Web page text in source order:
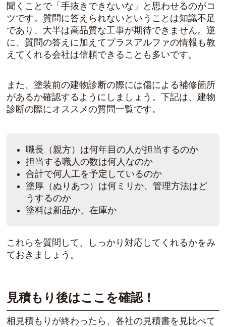
聞くことで「手抜きできないな」と思わせるのがコ
ツです。質問に答えられないということは知識不足
であり、大半は高品質な工事が期待できません。逆
に、質問の答えに加えてプラスアルファの情報も教
えてくれる会社は信頼できることも多いです。
また、塗装前の建物診断の際には傷による補修箇所
があるか確認するようにしましょう。下記は、建物
診断の際にオススメの質問一覧です。
職長（親方）は何年目の人が担当するのか
担当する職人の数は何人なのか
合計で何人工を予定しているのか
塗厚（ぬりあつ）は何ミリか、管理方法はど
うするのか
塗料は新品か、在庫か
これらを質問して、しっかり対応してくれるかをみ
ておきましょう。
見積もり後はここを確認！
相見積もりが終わったら、各社の見積書を見比べて